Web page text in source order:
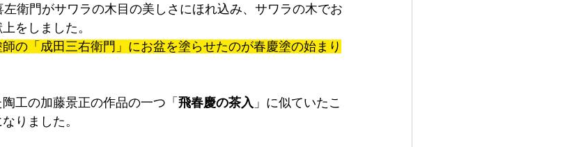
衛門がサワラの木目の美しさにほれ込み、サワラの木でお
をしました。
師の「成田三右衛門」にお盆を塗らせたのが春慶塗の始まり
工の加藤景正の作品の一つ「 飛春慶の茶入 」に似ていたこ
りました。